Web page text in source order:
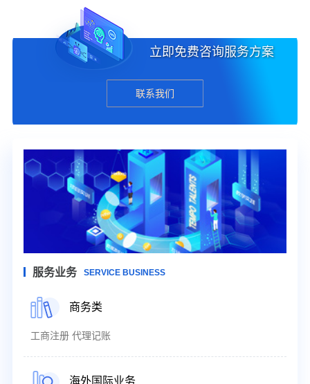
立即免费咨询服务方案
联系我们
服务业务 SERVICE BUSINESS
商务类
工商注册 代理记账
海外国际业务